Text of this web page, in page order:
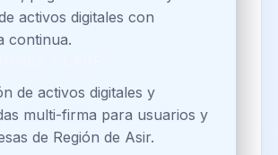
activos digitales con
continua.
de activos digitales y
multi-firma para usuarios y
de Región de Asir.